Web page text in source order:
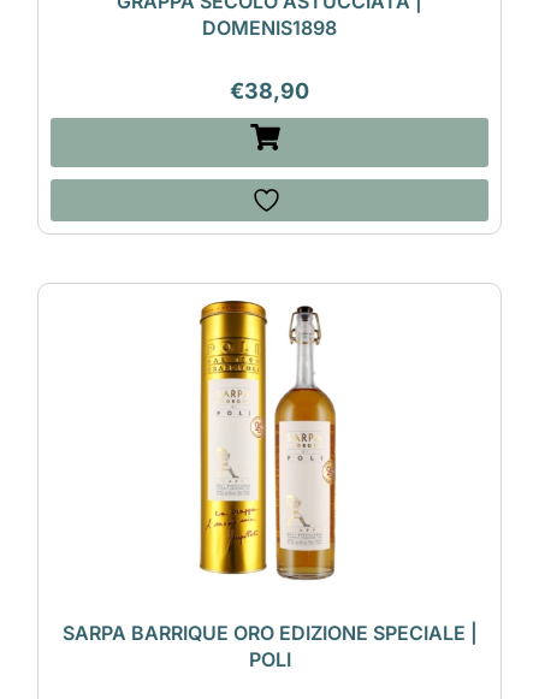
DOMENIS1898
€38,90
SARPA BARRIQUE ORO EDIZIONE SPECIALE |
POLI